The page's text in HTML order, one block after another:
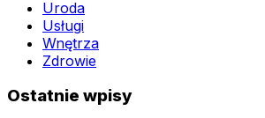
Uroda
Usługi
Wnętrza
Zdrowie
Ostatnie wpisy